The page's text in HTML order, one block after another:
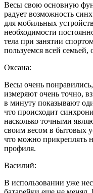
Весы свою основную
радует возможность
для мобильных
необходимости
тела при занятии
пользуемся всей
Оксана:
Весы очень
измеряют очень точно,
в минуту показывают
что происходит
насколько точными
своим весом в бытовых
что можно прикреплять
профиля.
Василий:
В использовании уже